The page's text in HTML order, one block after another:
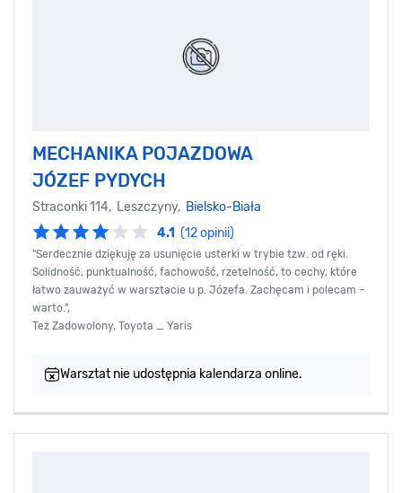
MECHANIKA POJAZDOWA
JÓZEF PYDYCH
Straconki 114, Leszczyny, Bielsko-Biała
4.1 (12 opinii)
"Serdecznie dziękuję za usunięcie usterki w trybie tzw. od ręki.
Solidność, punktualność, fachowość, rzetelność, to cechy, które
łatwo zauważyć w warsztacie u p. Józefa. Zachęcam i polecam –
warto.",
Też Zadowolony, Toyota _ Yaris
Warsztat nie udostępnia kalendarza online.